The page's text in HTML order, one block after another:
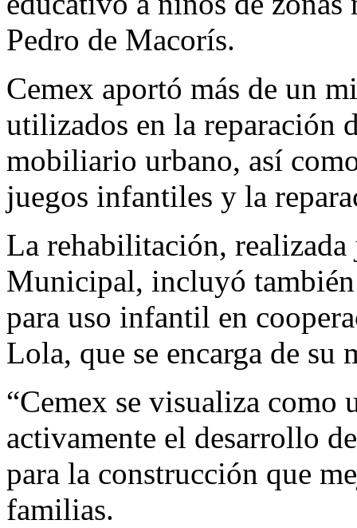
Pedro de Macorís.
Cemex aportó más de un
utilizados en la reparación
mobiliario urbano, así
juegos infantiles y la
La rehabilitación,
Municipal, incluyó
para uso infantil en
Lola, que se encarga de su
“Cemex se visualiza como
activamente el desarrollo
para la construcción que
familias.